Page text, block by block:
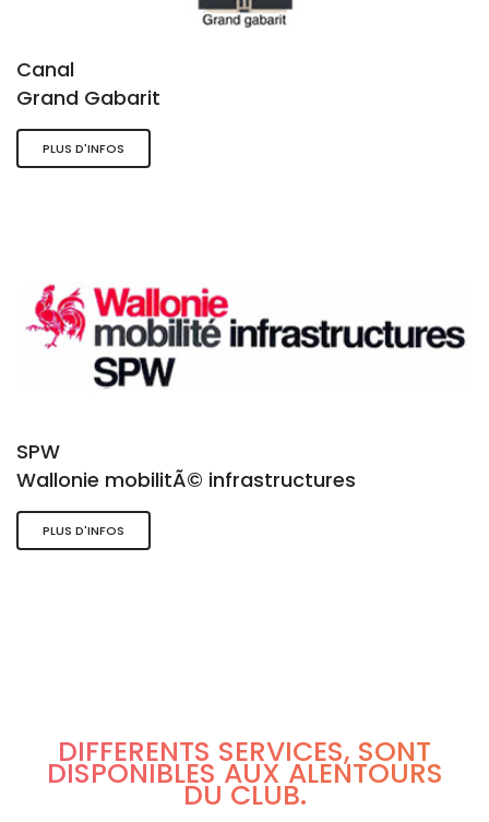
Canal
Grand Gabarit
PLUS D'INFOS
SPW
Wallonie mobilitÃ© infrastructures
PLUS D'INFOS
DIFFÉRENTS SERVICES, SONT
DISPONIBLES AUX ALENTOURS
DU CLUB.